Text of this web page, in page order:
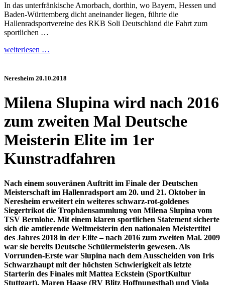
In das unterfränkische Amorbach, dorthin, wo Bayern, Hessen und
Baden-Württemberg dicht aneinander liegen, führte die
Hallenradsportvereine des RKB Soli Deutschland die Fahrt zum
sportlichen …
weiterlesen …
Neresheim 20.10.2018
Milena Slupina wird nach 2016
zum zweiten Mal Deutsche
Meisterin Elite im 1er
Kunstradfahren
Nach einem souveränen Auftritt im Finale der Deutschen
Meisterschaft im Hallenradsport am 20. und 21. Oktober in
Neresheim erweitert ein weiteres schwarz-rot-goldenes
Siegertrikot die Trophäensammlung von Milena Slupina vom
TSV Bernlohe. Mit einem klaren sportlichen Statement sicherte
sich die amtierende Weltmeisterin den nationalen Meistertitel
des Jahres 2018 in der Elite – nach 2016 zum zweiten Mal. 2009
war sie bereits Deutsche Schülermeisterin gewesen. Als
Vorrunden-Erste war Slupina nach dem Ausscheiden von Iris
Schwarzhaupt mit der höchsten Schwierigkeit als letzte
Starterin des Finales mit Mattea Eckstein (SportKultur
Stuttgart), Maren Haase (RV Blitz Hoffnungsthal) und Viola